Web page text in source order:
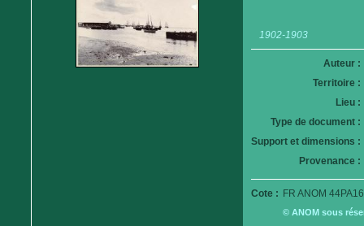
1902-1903
Auteur :
Territoire :
Lieu :
Type de document :
Support et dimensions :
Provenance :
Cote : FR ANOM
© ANOM sous